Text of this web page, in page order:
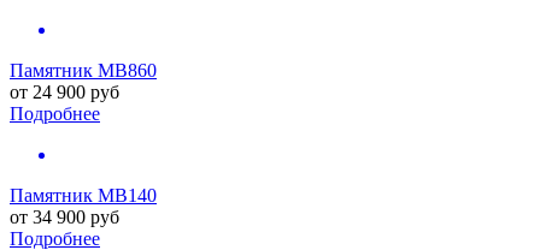
Памятник MB860
от 24 900 руб
Подробнее
Памятник MB140
от 34 900 руб
Подробнее